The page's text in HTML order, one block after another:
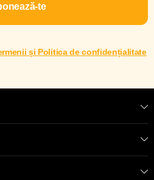
te
și Politica de confidențialitate